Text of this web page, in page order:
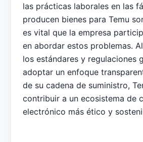
las prácticas laborales en las
producen bienes para Temu
es vital que la empresa
en abordar estos problemas.
los estándares y regulaciones
adoptar un enfoque
de su cadena de suministro,
contribuir a un ecosistema de
electrónico más ético y